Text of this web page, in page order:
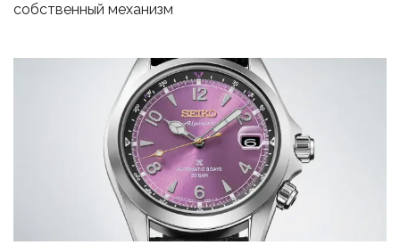
собственный механизм